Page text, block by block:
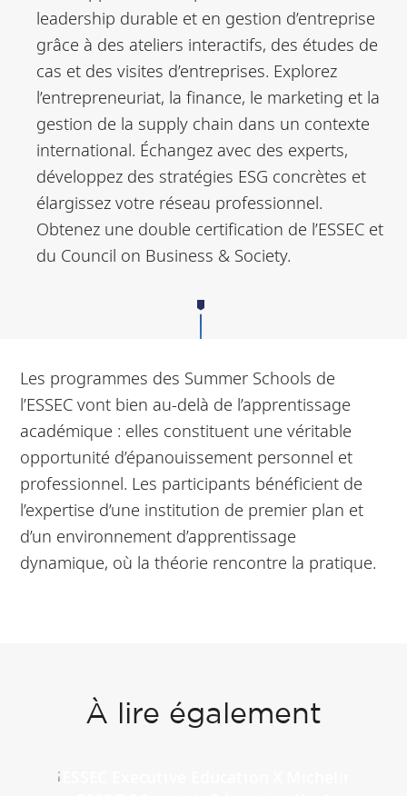
leadership durable et en gestion d’entreprise
grâce à des ateliers interactifs, des études de
cas et des visites d’entreprises. Explorez
l’entrepreneuriat, la finance, le marketing et la
gestion de la supply chain dans un contexte
international. Échangez avec des experts,
développez des stratégies ESG concrètes et
élargissez votre réseau professionnel.
Obtenez une double certification de l’ESSEC et
du Council on Business & Society.
Les programmes des Summer Schools de
l’ESSEC vont bien au-delà de l’apprentissage
académique : elles constituent une véritable
opportunité d’épanouissement personnel et
professionnel. Les participants bénéficient de
l’expertise d’une institution de premier plan et
d’un environnement d’apprentissage
dynamique, où la théorie rencontre la pratique.
À lire également